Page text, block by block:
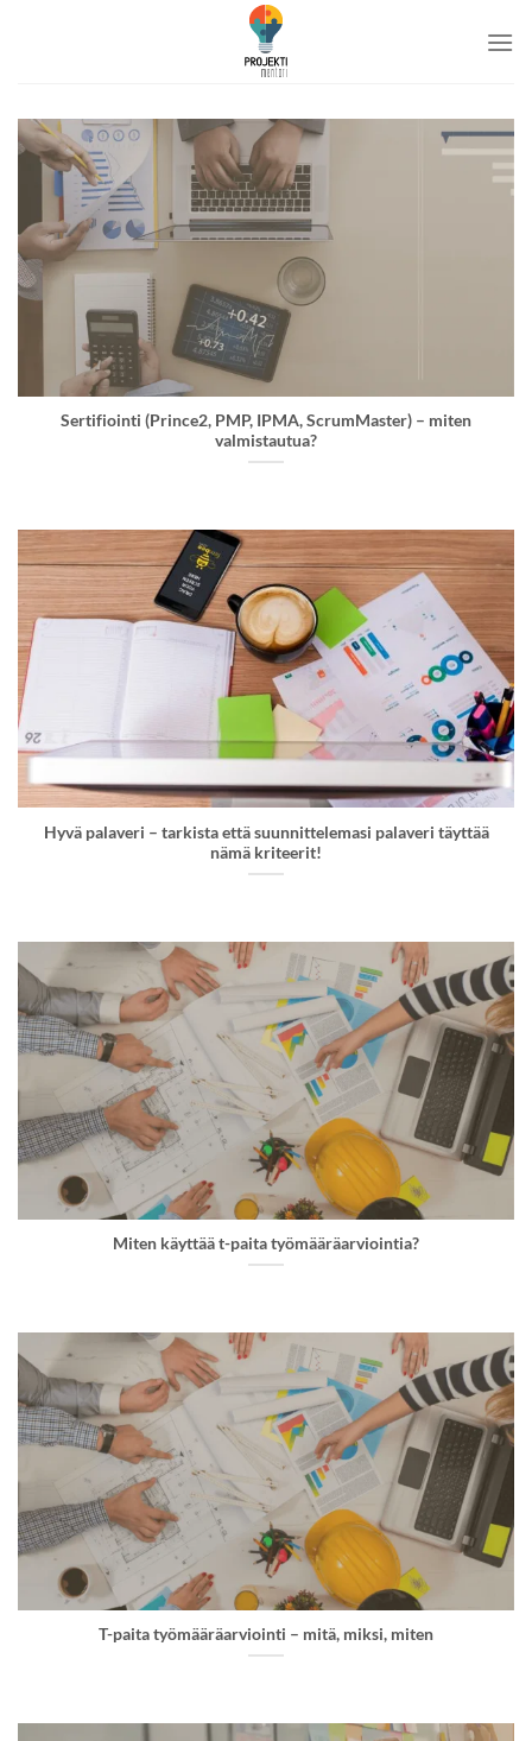
Sertifiointi (Prince2, PMP, IPMA, ScrumMaster) – miten
valmistautua?
Hyvä palaveri – tarkista että suunnittelemasi palaveri täyttää
nämä kriteerit!
Miten käyttää t-paita työmääräarviointia?
T-paita työmääräarviointi – mitä, miksi, miten